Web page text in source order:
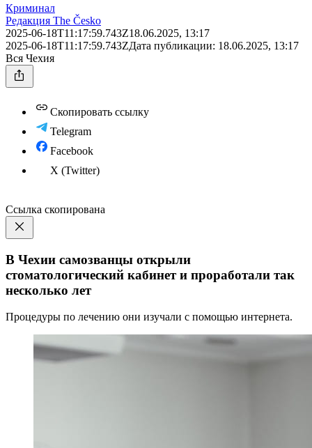
Криминал
Редакция The Česko
2025-06-18T11:17:59.743Z18.06.2025, 13:17
2025-06-18T11:17:59.743ZДата публикации: 18.06.2025, 13:17
Вся Чехия
Скопировать ссылку
Telegram
Facebook
X (Twitter)
Ссылка скопирована
В Чехии самозванцы открыли
стоматологический кабинет и проработали так
несколько лет
Процедуры по лечению они изучали с помощью интернета.